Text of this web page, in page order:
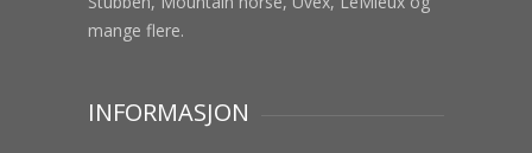
mange flere.
INFORMASJON